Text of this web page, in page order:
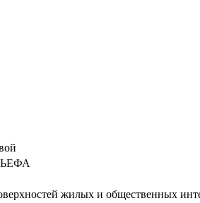
жилых и общественных